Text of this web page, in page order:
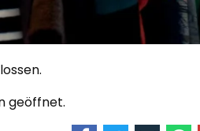
geöffnet.